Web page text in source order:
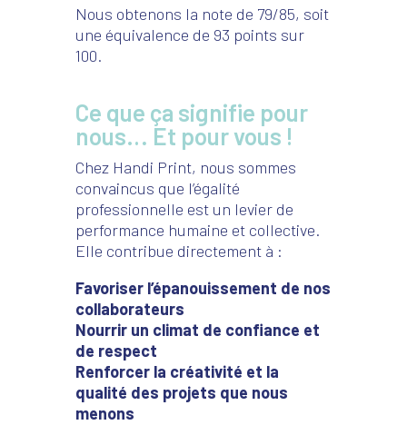
Nous obtenons la note de 79/85, soit
une équivalence de 93 points sur
100.
Ce que ça signifie pour
nous… Et pour vous !
Chez Handi Print, nous sommes
convaincus que l’égalité
professionnelle est un levier de
performance humaine et collective.
Elle contribue directement à :
Favoriser l’épanouissement de nos
collaborateurs
Nourrir un climat de confiance et
de respect
Renforcer la créativité et la
qualité des projets que nous
menons